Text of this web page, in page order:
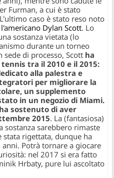
Furman, a cui è stato
caso è stato reso noto
Dylan Scott. Lo
sostanza vietata (lo
durante un torneo
sede di processo, Scott ha
tra il 2010 e il 2015:
alla palestra e
per migliorare la
un supplemento
in un negozio di Miami.
sostenuto di aver
2015. La (fantasiosa)
sostanza sarebbero rimaste
stata rigettata, dunque ha
Potrà tornare a giocare
nel 2017 si era fatto
Hrbaty, pure lui ascoltato